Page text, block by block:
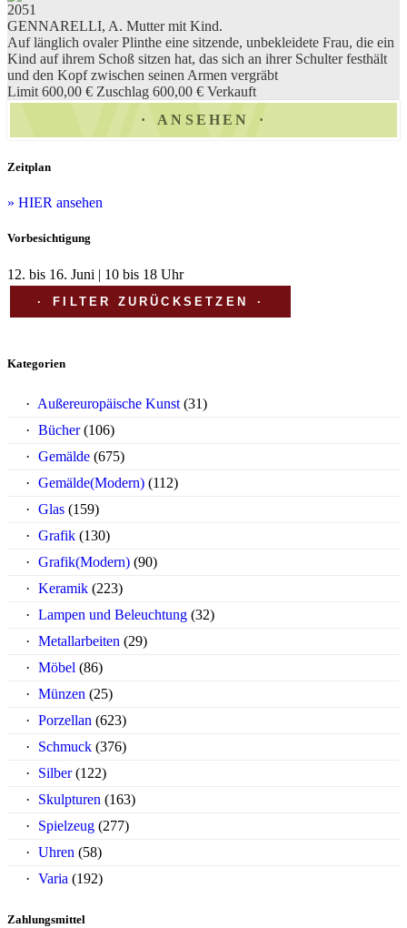
2051
GENNARELLI, A. Mutter mit Kind.
Auf länglich ovaler Plinthe eine sitzende, unbekleidete Frau, die ein
Kind auf ihrem Schoß sitzen hat, das sich an ihrer Schulter festhält
und den Kopf zwischen seinen Armen vergräbt
Limit 600,00 € Zuschlag 600,00 € Verkauft
ANSEHEN
Zeitplan
» HIER ansehen
Vorbesichtigung
12. bis 16. Juni | 10 bis 18 Uhr
FILTER ZURÜCKSETZEN
Kategorien
Außereuropäische Kunst (31)
Bücher (106)
Gemälde (675)
Gemälde(Modern) (112)
Glas (159)
Grafik (130)
Grafik(Modern) (90)
Keramik (223)
Lampen und Beleuchtung (32)
Metallarbeiten (29)
Möbel (86)
Münzen (25)
Porzellan (623)
Schmuck (376)
Silber (122)
Skulpturen (163)
Spielzeug (277)
Uhren (58)
Varia (192)
Zahlungsmittel